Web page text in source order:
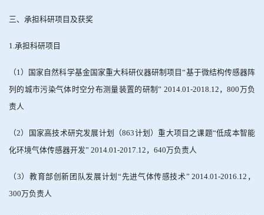
三、承担科研项目及获奖
1.承担科研项目
（1）国家自然科学基金国家重大科研仪器研制项目“基于微结构传感器阵
列的城市污染气体时空分布测量装置的研制” 2014.01-2018.12 ，800万负
责人
（2）国家高技术研究发展计划（863计划）重大项目之课题“低成本智能
化环境气体传感器开发” 2014.01-2017.12 ， 640万负责人
（3）教育部创新团队发展计划 “先进气体传感技术” 2014.01-2016.12 ，
300万负责人